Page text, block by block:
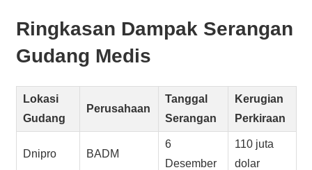
Ringkasan Dampak Serangan
Gudang Medis
Lokasi
Gudang
Perusahaan
Tanggal
Serangan
Kerugian
Perkiraan
Dnipro BADM
6
Desember
110 juta
dolar